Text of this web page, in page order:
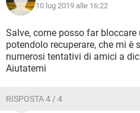
10 lug 2019 alle 16:22
Salve, come posso far
potendolo recuperare, che mi è
numerosi tentativi di amici a
Aiutatemi
RISPOSTA 4 / 4